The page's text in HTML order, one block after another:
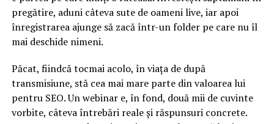
pregătire, aduni câteva sute de oameni live, iar apoi
înregistrarea ajunge să zacă într-un folder pe care nu îl
mai deschide nimeni.
Păcat, fiindcă tocmai acolo, în viața de după
transmisiune, stă cea mai mare parte din valoarea lui
pentru SEO. Un webinar e, în fond, două mii de cuvinte
vorbite, câteva întrebări reale și răspunsuri concrete.